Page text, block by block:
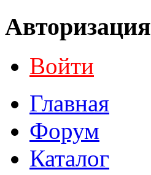
Авторизация
Войти
Главная
Форум
Каталог